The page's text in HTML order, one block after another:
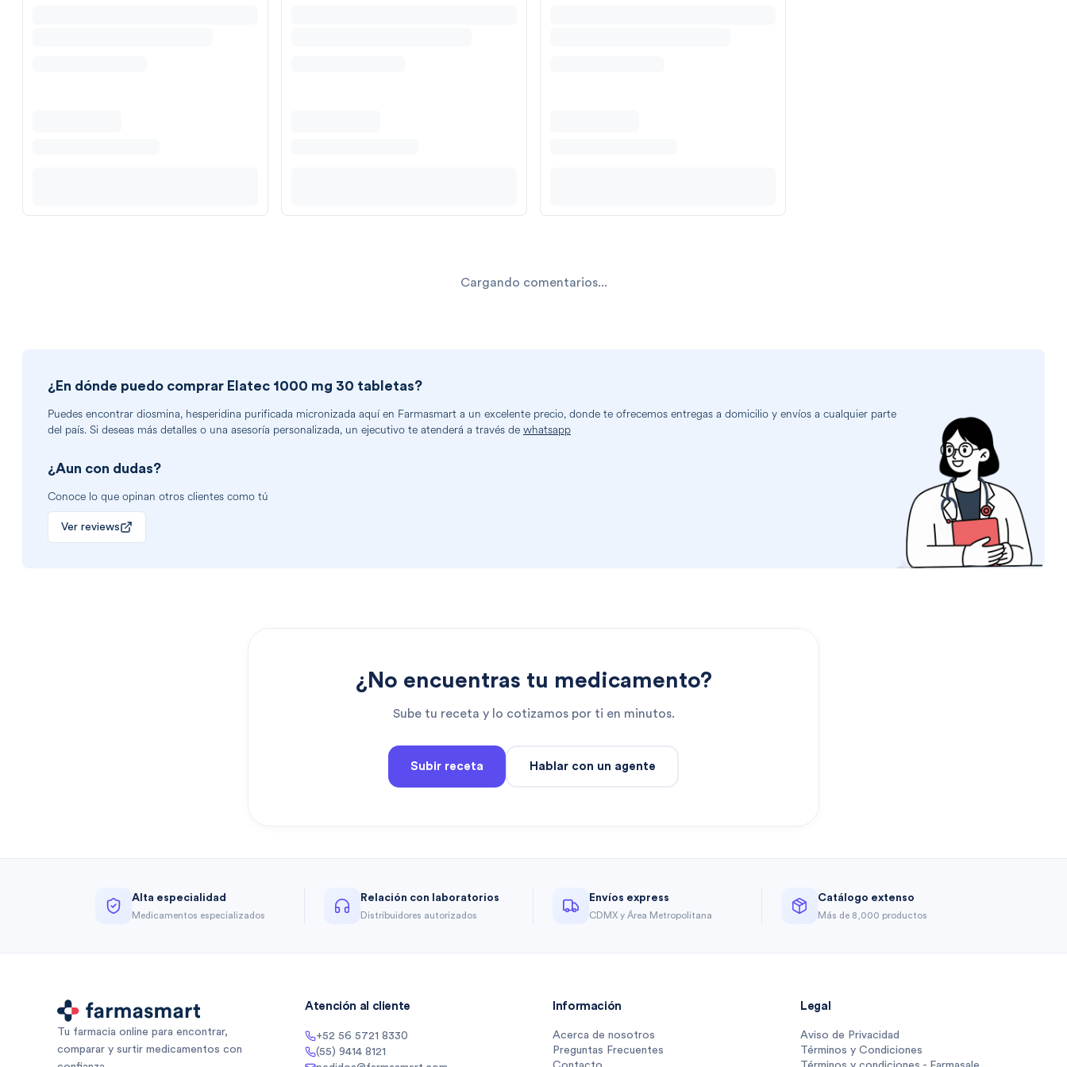
Cargando comentarios...
¿En dónde puedo comprar Elatec 1000 mg 30 tabletas?
Puedes encontrar diosmina, hesperidina purificada micronizada aquí en Farmasmart a un excelente precio, donde te ofrecemos entregas a domicilio y envíos a cualquier parte
del país. Si deseas más detalles o una asesoría personalizada, un ejecutivo te atenderá a través de whatsapp
¿Aun con dudas?
Conoce lo que opinan otros clientes como tú
Ver reviews
¿No encuentras tu medicamento?
Sube tu receta y lo cotizamos por ti en minutos.
Subir receta Hablar con un agente
Alta especialidad
Medicamentos especializados
Relación con laboratorios
Distribuidores autorizados
Envíos express
CDMX y Área Metropolitana
Catálogo extenso
Más de 8,000 productos
Tu farmacia online para encontrar,
comparar y surtir medicamentos con
Atención al cliente
+52 56 5721 8330
(55) 9414 8121
Información
Acerca de nosotros
Preguntas Frecuentes
Legal
Aviso de Privacidad
Términos y Condiciones